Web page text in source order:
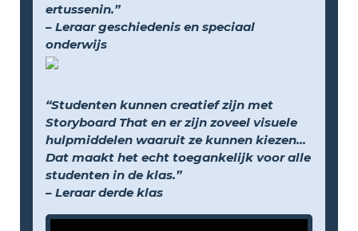
ertussenin.”
– Leraar geschiedenis en speciaal
onderwijs
“Studenten kunnen creatief zijn met
Storyboard That en er zijn zoveel visuele
hulpmiddelen waaruit ze kunnen kiezen...
Dat maakt het echt toegankelijk voor alle
studenten in de klas.”
– Leraar derde klas